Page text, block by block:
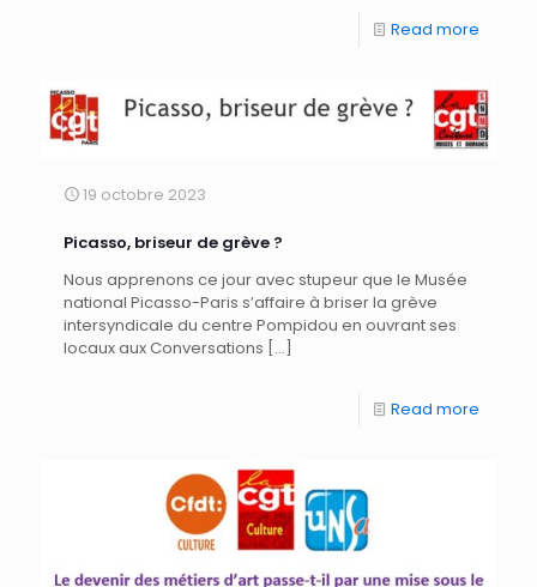
Read more
19 octobre 2023
Picasso, briseur de grève ?
Nous apprenons ce jour avec stupeur que le Musée
national Picasso-Paris s’affaire à briser la grève
intersyndicale du centre Pompidou en ouvrant ses
locaux aux Conversations […]
Read more